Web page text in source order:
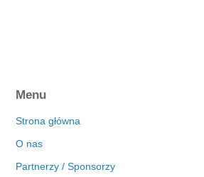
Menu
Strona główna
O nas
Partnerzy / Sponsorzy